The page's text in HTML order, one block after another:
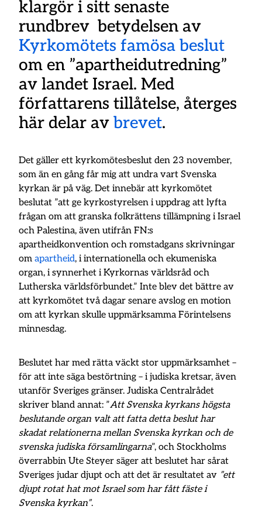
klargör i sitt senaste
rundbrev betydelsen av
Kyrkomötets famösa beslut
om en ”apartheidutredning”
av landet Israel. Med
författarens tillåtelse, återges
här delar avbrevet.
Det gäller ett kyrkomötesbeslut den 23 november,
som än en gång får mig att undra vart Svenska
kyrkan är på väg. Det innebär att kyrkomötet
beslutat ”att ge kyrkostyrelsen i uppdrag att lyfta
frågan om att granska folkrättens tillämpning i Israel
och Palestina, även utifrån FN:s
apartheidkonvention och romstadgans skrivningar
omapartheid, i internationella och ekumeniska
organ, i synnerhet i Kyrkornas världsråd och
Lutherska världsförbundet.” Inte blev det bättre av
att kyrkomötet två dagar senare avslog en motion
om att kyrkan skulle uppmärksamma Förintelsens
minnesdag.
Beslutet har med rätta väckt stor uppmärksamhet –
för att inte säga bestörtning – i judiska kretsar, även
utanför Sveriges gränser. Judiska Centralrådet
skriver bland annat: ”Att Svenska kyrkans högsta
beslutande organ valt att fatta detta beslut har
skadat relationerna mellan Svenska kyrkan och de
svenska judiska församlingarna”, och Stockholms
överrabbin Ute Steyer säger att beslutet har sårat
Sveriges judar djupt och att det är resultatet av ”ett
djupt rotat hat mot Israel som har fått fäste i
Svenska kyrkan”.